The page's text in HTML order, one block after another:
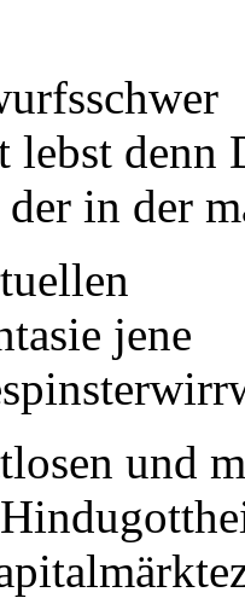
lebst denn
in der
jene
und